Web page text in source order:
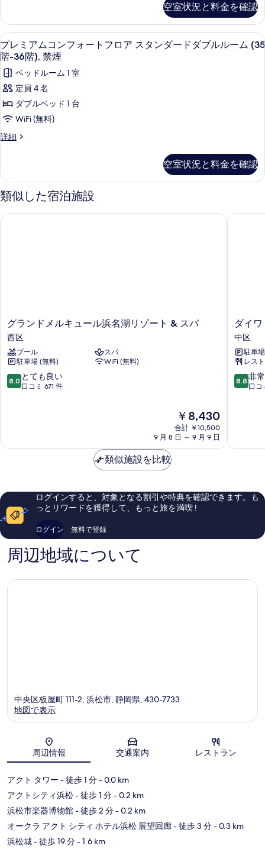
て
の
写
真
を
表
示
る
ル
ー
ム
禁
煙
の
す
べ
写
真
表
プ
ル
ル
ー
ム
禁
煙
の
詳
ン
フ
ォ
ー
ト
フ
ロ
ア
ダ
ル
ー
ム
の
写
真
を
表
プ
レ
ミ
ア
ム
コ
ン
ォ
ー
フ
ブ
ル
ル
ー
ム
空室状況と料金を確認
プ
レ
ミ
ア
ム
コ
ン
ー
ト
ロ
ド
ダ
ブ
ル
ル
階-36
煙
の
す
て
写
プレミアムコンフォートフロア ス
1
プレミアムコンフォートフロア スタンダードダブルルーム (35
階-36階), 禁煙
ベッドルーム 1 室
定員 4 名
ダブルベッド 1 台
WiFi (無料)
詳細
プ
ム
コ
ン
ォ
ド
禁
空室状況と料金を確認
類似した宿泊施設
グ
ラ
ン
ド
メ
ル
キ
湖
ト
ス
パ
区
グランドメルキュール浜名湖リゾート & スパ
西区
プール
スパ
駐車場 (無料)
WiFi (無料)
10
段
も
コ
671
件
の
口
ミ
8.0 とても良い
口コミ 671 件
現
在
の
￥8,430
合計 ￥10,500
9 月 8 日 ～ 9 月 9 日
グランドメルキュール浜名湖リゾート & スパ
ダ
イ
ワ
ロ
イ
ネ
ッ
松
ダイ
中区
駐車
レス
10
段
に
コ
ミ
ミ
8.8 非
口コ
ダイワ
類似施設を比較
ログインすると、対象となる割引や特典を確認できます。も
っとリワードを獲得して、もっと旅を満喫 !
ログイン 無料で登録
周辺地域について
地図
中央区板屋町 111-2, 浜松市, 静岡県, 430-7733
地図で表示
周辺情報 交通案内 レストラン
アクト タワー - 徒歩 1 分- 0.0 km
アクトシティ浜松- 徒歩 1 分- 0.2 km
浜松市楽器博物館- 徒歩 2 分- 0.2 km
オークラ アクト シティ ホテル浜松 展望回廊- 徒歩 3 分- 0.3 km
浜松城- 徒歩 19 分- 1.6 km